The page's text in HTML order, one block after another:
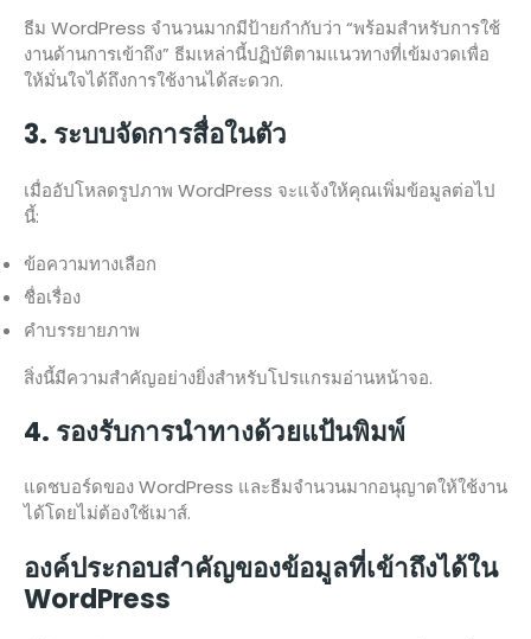
ธีม WordPress จำนวนมากมีป้ายกำกับว่า “พร้อมสำหรับการใช้
งานด้านการเข้าถึง” ธีมเหล่านี้ปฏิบัติตามแนวทางที่เข้มงวดเพื่อ
ให้มั่นใจได้ถึงการใช้งานได้สะดวก.
3. ระบบจัดการสื่อในตัว
เมื่ออัปโหลดรูปภาพ WordPress จะแจ้งให้คุณเพิ่มข้อมูลต่อไป
นี้:
ข้อความทางเลือก
ชื่อเรื่อง
คำบรรยายภาพ
สิ่งนี้มีความสำคัญอย่างยิ่งสำหรับโปรแกรมอ่านหน้าจอ.
4. รองรับการนำทางด้วยแป้นพิมพ์
แดชบอร์ดของ WordPress และธีมจำนวนมากอนุญาตให้ใช้งาน
ได้โดยไม่ต้องใช้เมาส์.
องค์ประกอบสำคัญของข้อมูลที่เข้าถึงได้ใน
WordPress